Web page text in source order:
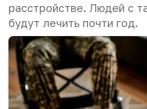
расстройстве. Людей с
будут лечить почти год.